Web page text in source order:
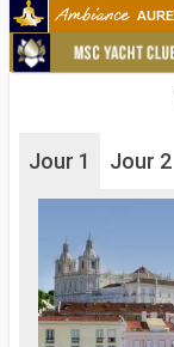
Jour 1 Jour 2